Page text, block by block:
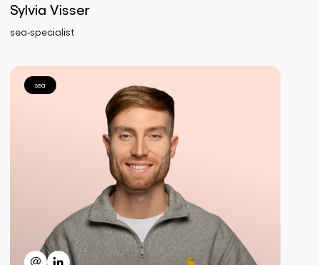
Sylvia Visser
sea-specialist
sea